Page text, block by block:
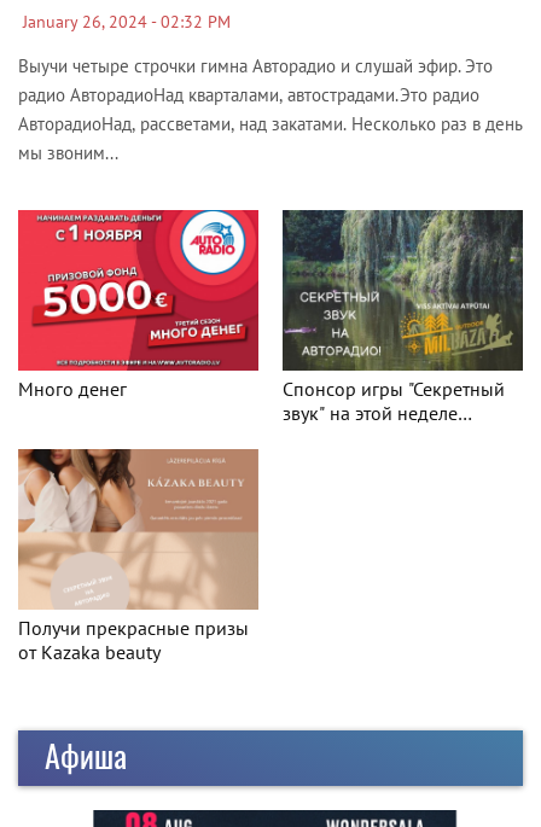
January 26, 2024 - 02:32 PM
Выучи четыре строчки гимна Авторадио и слушай эфир. Это
радио АвторадиоНад кварталами, автострадами.Это радио
АвторадиоНад, рассветами, над закатами. Несколько раз в день
мы звоним...
Много денег
Спонсор игры "Секретный
звук" на этой неделе
Получи прекрасные призы
от Kazaka beauty
Афиша